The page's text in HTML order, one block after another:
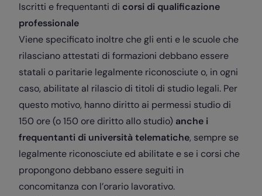
Iscritti e frequentanti di corsi di qualificazione
professionale
Viene specificato inoltre che gli enti e le scuole che
rilasciano attestati di formazioni debbano essere
statali o paritarie legalmente riconosciute o, in ogni
caso, abilitate al rilascio di titoli di studio legali. Per
questo motivo, hanno diritto ai permessi studio di
150 ore (o 150 ore diritto allo studio) anche i
frequentanti di università telematiche, sempre se
legalmente riconosciute ed abilitate e se i corsi che
propongono debbano essere seguiti in
concomitanza con l’orario lavorativo.